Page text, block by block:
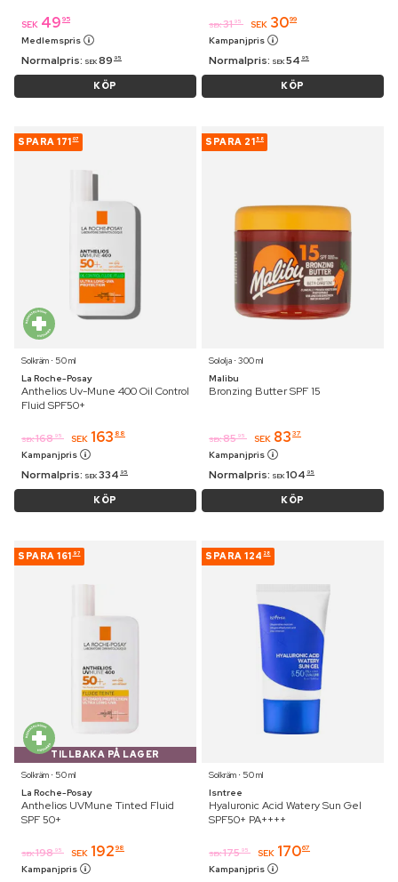
SEK 49 95
Medlemspris
Normalpris: SEK 89 95
KÖP
SEK 31 95 SEK 3099
Kampanjpris
Normalpris: SEK 54 95
KÖP
SPARA 171 07
Solkräm ⋅ 50 ml
La Roche-Posay
Anthelios Uv-Mune 400 Oil Control
Fluid SPF50+
SEK 168 95 SEK 163 88
Kampanjpris
Normalpris: SEK 334 95
KÖP
SPARA 21 58
Sololja ⋅ 300 ml
Malibu
Bronzing Butter SPF 15
SEK 85 95 SEK 83 37
Kampanjpris
Normalpris: SEK 104 95
KÖP
SPARA 161 97
TILLBAKA PÅ LAGER
Solkräm ⋅ 50 ml
La Roche-Posay
Anthelios UVMune Tinted Fluid
SPF 50+
SEK 198 95 SEK 192 98
Kampanjpris
SPARA 124 28
Solkräm ⋅ 50 ml
Isntree
Hyaluronic Acid Watery Sun Gel
SPF50+ PA++++
SEK 175 95 SEK 17067
Kampanjpris